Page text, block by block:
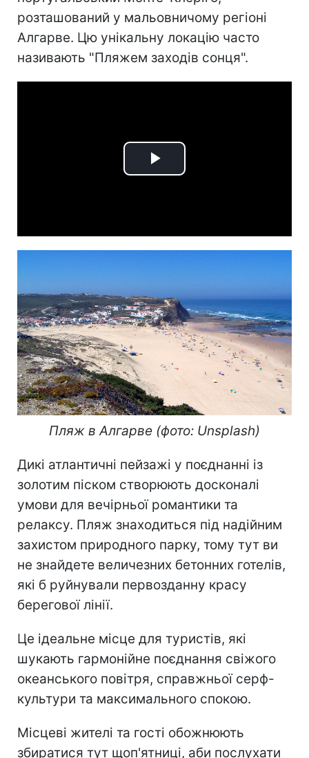
розташований у мальовничому регіоні
Алгарве. Цю унікальну локацію часто
називають "Пляжем заходів сонця".
Play
Пляж в Алгарве (фото: Unsplash)
Дикі атлантичні пейзажі у поєднанні із
золотим піском створюють досконалі
умови для вечірньої романтики та
релаксу. Пляж знаходиться під надійним
захистом природного парку, тому тут ви
не знайдете величезних бетонних готелів,
які б руйнували первозданну красу
берегової лінії.
Це ідеальне місце для туристів, які
шукають гармонійне поєднання свіжого
океанського повітря, справжньої серф-
культури та максимального спокою.
Місцеві жителі та гості обожнюють
збиратися тут щоп'ятниці, аби послухати